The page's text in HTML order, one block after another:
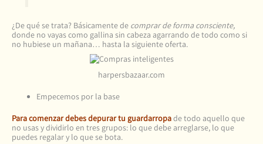
¿De qué se trata? Básicamente de comprar de forma consciente,
donde no vayas como gallina sin cabeza agarrando de todo como si
no hubiese un mañana… hasta la siguiente oferta.
harpersbazaar.com
Empecemos por la base
Para comenzar debes depurar tu guardarropade todo aquello que
no usas y dividirlo en tres grupos: lo que debe arreglarse, lo que
puedes regalar y lo que se bota.